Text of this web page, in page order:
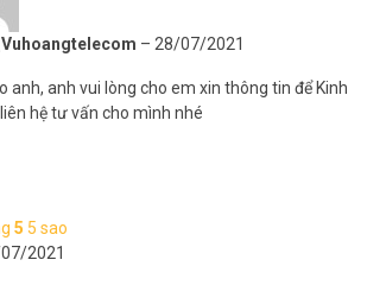
– 28/07/2021
anh, anh vui lòng cho em xin thông tin để Kinh
hệ tư vấn cho mình nhé
5 5 sao
2021